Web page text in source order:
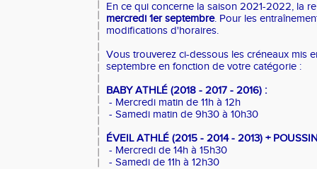
En ce qui concerne la saison 2021-2022, la
mercredi 1er septembre. Pour les
modifications d'horaires.
Vous trouverez ci-dessous les créneaux mis
septembre en fonction de votre catégorie :
BABY ATHLÉ (2018 - 2017 - 2016) :
- Mercredi matin de 11h à 12h
- Samedi matin de 9h30 à 10h30
ÉVEIL ATHLÉ (2015 - 2014 - 2013) +
- Mercredi de 14h à 15h30
- Samedi de 11h à 12h30